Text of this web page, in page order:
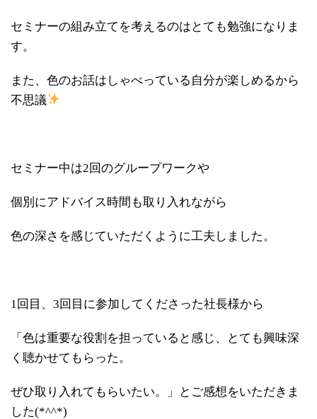
セミナーの組み立てを考えるのはとても勉強になりま
す。
また、色のお話はしゃべっている自分が楽しめるから
不思議
セミナー中は2回のグループワークや
個別にアドバイス時間も取り入れながら
色の深さを感じていただくように工夫しました。
1回目、3回目に参加してくださった社長様から
「色は重要な役割を担っていると感じ、とても興味深
く聴かせてもらった。
ぜひ取り入れてもらいたい。」とご感想をいただきま
した(*^^*)